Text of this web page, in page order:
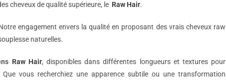
cheveux de qualité supérieure, le Raw Hair.
engagement envers la qualité en proposant des vrais cheveux raw
naturelles.
Raw Hair, disponibles dans différentes longueurs et textures pour
vous recherchiez une apparence subtile ou une transformation